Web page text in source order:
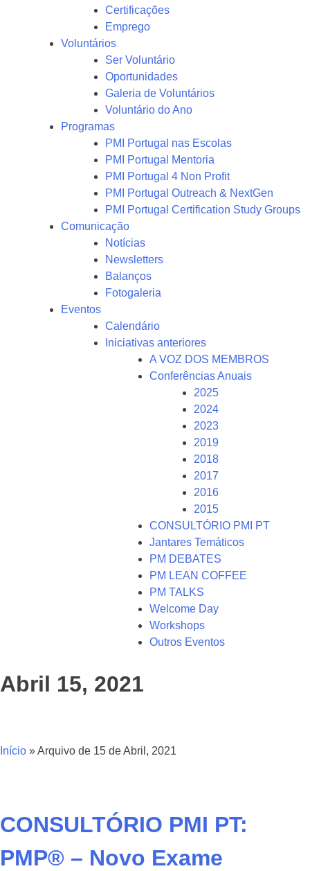
Certificações
Emprego
Voluntários
Ser Voluntário
Oportunidades
Galeria de Voluntários
Voluntário do Ano
Programas
PMI Portugal nas Escolas
PMI Portugal Mentoria
PMI Portugal 4 Non Profit
PMI Portugal Outreach & NextGen
PMI Portugal Certification Study Groups
Comunicação
Notícias
Newsletters
Balanços
Fotogaleria
Eventos
Calendário
Iniciativas anteriores
A VOZ DOS MEMBROS
Conferências Anuais
2025
2024
2023
2019
2018
2017
2016
2015
CONSULTÓRIO PMI PT
Jantares Temáticos
PM DEBATES
PM LEAN COFFEE
PM TALKS
Welcome Day
Workshops
Outros Eventos
Abril 15, 2021
Início »Arquivo de 15 de Abril, 2021
CONSULTÓRIO PMI PT:
PMP® – Novo Exame